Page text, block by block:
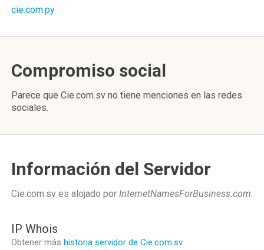
cie.com.py
Compromiso social
Parece que Cie.com.sv no tiene menciones en las redes
sociales.
Información del Servidor
Cie.com.sv es alojado por InternetNamesForBusiness.com.
IP Whois
Obtener más historia servidor de Cie.com.sv